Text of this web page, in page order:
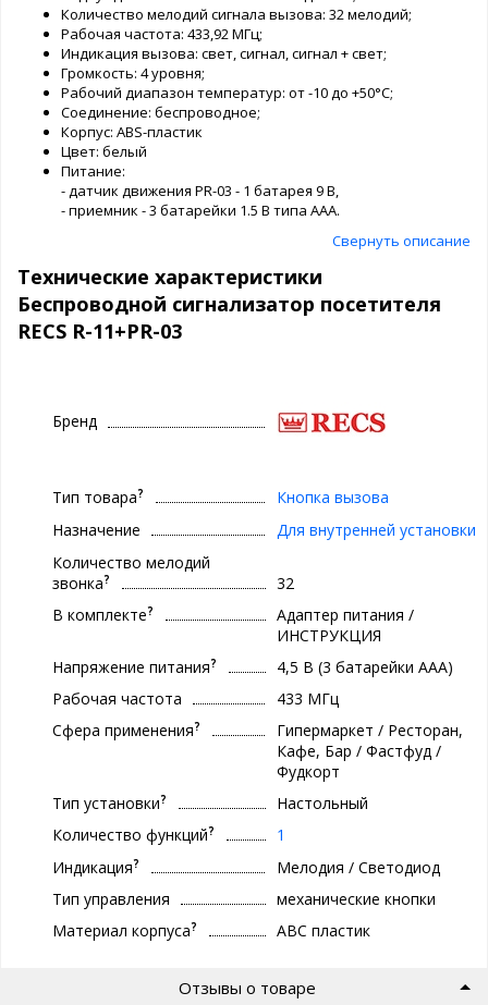
Количество мелодий сигнала вызова: 32 мелодий;
Рабочая частота: 433,92 МГц;
Индикация вызова: свет, сигнал, сигнал + свет;
Громкость: 4 уровня;
Рабочий диапазон температур: от -10 до +50°С;
Соединение: беспроводное;
Корпус: ABS-пластик
Цвет: белый
Питание:
- датчик движения PR-03 - 1 батарея 9 В,
- приемник - 3 батарейки 1.5 В типа AAA.
Свернуть описание
Технические характеристики
Беспроводной сигнализатор посетителя
RECS R-11+PR-03
Бренд
Тип товара?
Кнопка вызова
Назначение
Для внутренней установки
Количество мелодий
звонка?
32
В комплекте?
Адаптер питания /
ИНСТРУКЦИЯ
Напряжение питания?
4,5 В (3 батарейки ААА)
Рабочая частота
433 МГц
Сфера применения?
Гипермаркет / Ресторан,
Кафе, Бар / Фастфуд /
Фудкорт
Тип установки?
Настольный
Количество функций?
1
Индикация?
Мелодия / Светодиод
Тип управления
механические кнопки
Материал корпуса? ABC пластик
Отзывы о товаре